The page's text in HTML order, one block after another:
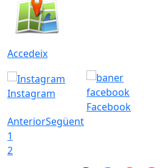
Accedeix
Instagram
Facebook
AnteriorSegüent
1
2